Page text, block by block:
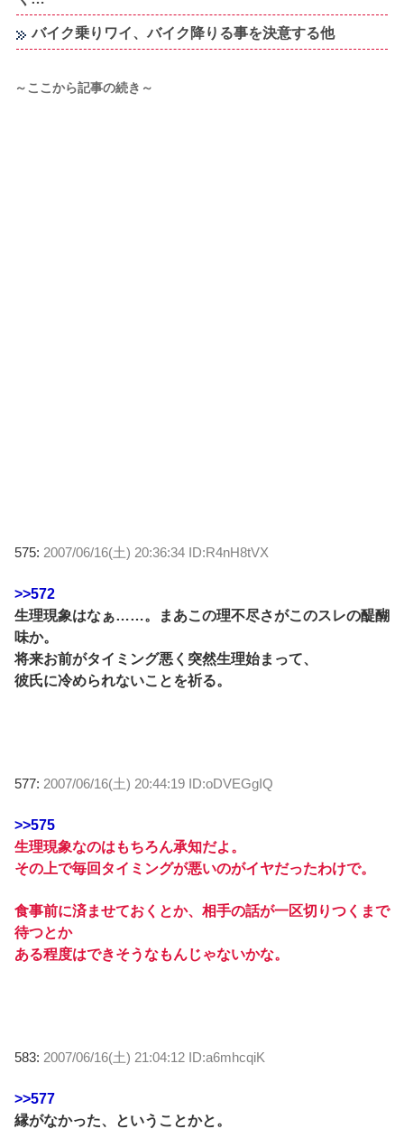
バイク乗りワイ、バイク降りる事を決意する他
～ここから記事の続き～
575: 2007/06/16(土) 20:36:34 ID:R4nH8tVX
>>572
生理現象はなぁ……。まあこの理不尽さがこのスレの醍醐
味か。
将来お前がタイミング悪く突然生理始まって、
彼氏に冷められないことを祈る。
577: 2007/06/16(土) 20:44:19 ID:oDVEGgIQ
>>575
生理現象なのはもちろん承知だよ。
その上で毎回タイミングが悪いのがイヤだったわけで。
食事前に済ませておくとか、相手の話が一区切りつくまで
待つとか
ある程度はできそうなもんじゃないかな。
583: 2007/06/16(土) 21:04:12 ID:a6mhcqiK
>>577
縁がなかった、ということかと。